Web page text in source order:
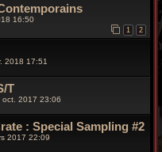
16:50
1 2
2018 17:51
T
oct. 2017 23:06
: Special Sampling #2
2017 22:09